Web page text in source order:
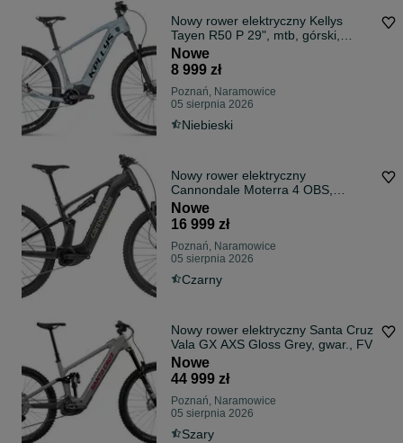
Nowy rower elektryczny Kellys
Tayen R50 P 29", mtb, górski,
gwar., FV
Nowe
8 999 zł
Poznań, Naramowice
05 sierpnia 2026
Niebieski
Nowy rower elektryczny
Cannondale Moterra 4 OBS,
gwarancja, FV
Nowe
16 999 zł
Poznań, Naramowice
05 sierpnia 2026
Czarny
Nowy rower elektryczny Santa Cruz
Vala GX AXS Gloss Grey, gwar., FV
Nowe
44 999 zł
Poznań, Naramowice
05 sierpnia 2026
Szary